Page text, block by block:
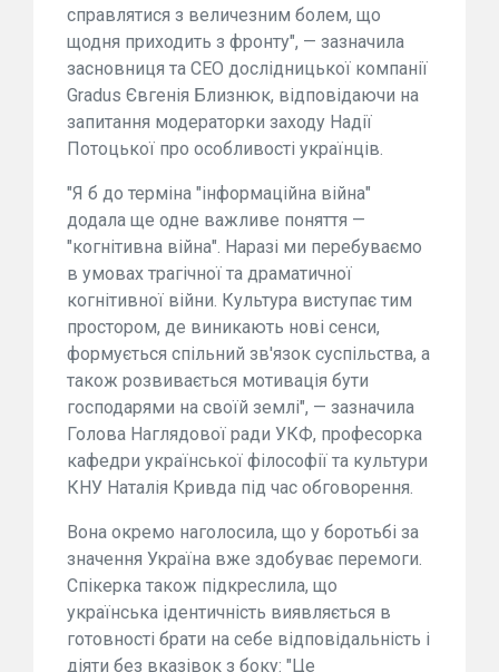
справлятися з величезним болем, що
щодня приходить з фронту", — зазначила
засновниця та CEO дослідницької компанії
Gradus Євгенія Близнюк, відповідаючи на
запитання модераторки заходу Надії
Потоцької про особливості українців.
"Я б до терміна "інформаційна війна"
додала ще одне важливе поняття —
"когнітивна війна". Наразі ми перебуваємо
в умовах трагічної та драматичної
когнітивної війни. Культура виступає тим
простором, де виникають нові сенси,
формується спільний зв'язок суспільства, а
також розвивається мотивація бути
господарями на своїй землі", — зазначила
Голова Наглядової ради УКФ, професорка
кафедри української філософії та культури
КНУ Наталія Кривда під час обговорення.
Вона окремо наголосила, що у боротьбі за
значення Україна вже здобуває перемоги.
Спікерка також підкреслила, що
українська ідентичність виявляється в
готовності брати на себе відповідальність і
діяти без вказівок з боку: "Це